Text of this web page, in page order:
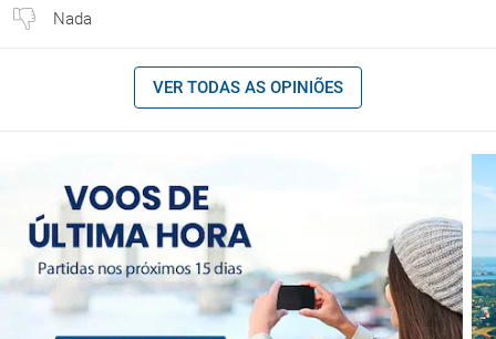
Nada
VER TODAS AS OPINIÕES